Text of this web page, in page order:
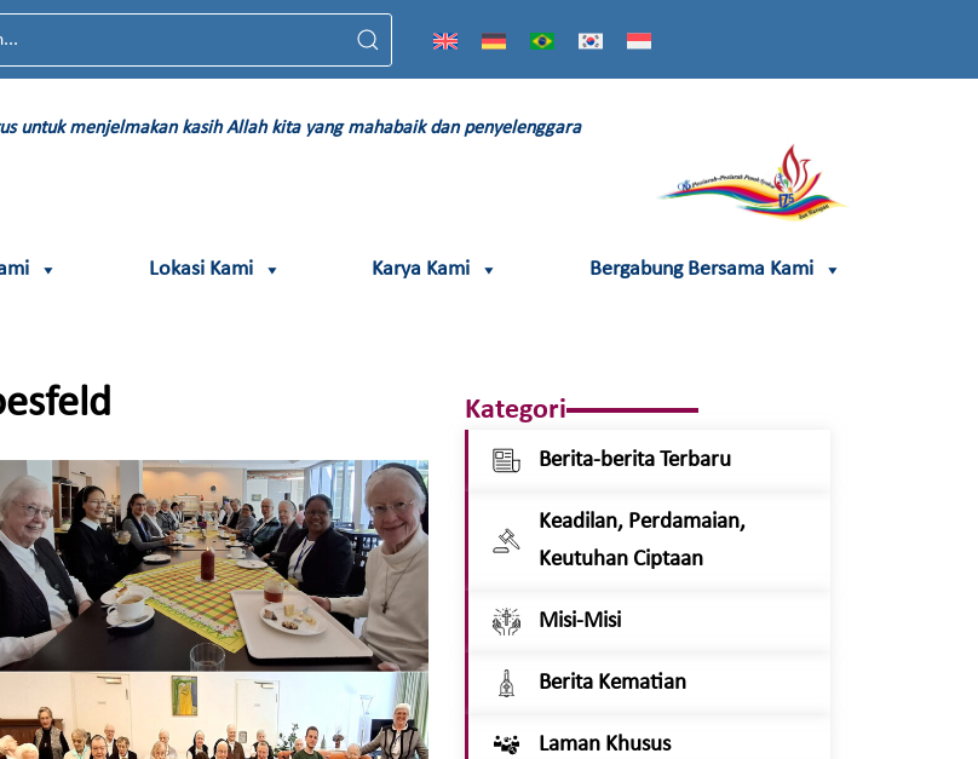
untuk menjelmakan kasih Allah kita yang mahabaik dan penyelenggara
Lokasi Kami Karya Kami Bergabung Bersama Kami
Kategori
Berita-berita Terbaru
Keadilan, Perdamaian,
Keutuhan Ciptaan
Misi-Misi
Berita Kematian
Laman Khusus